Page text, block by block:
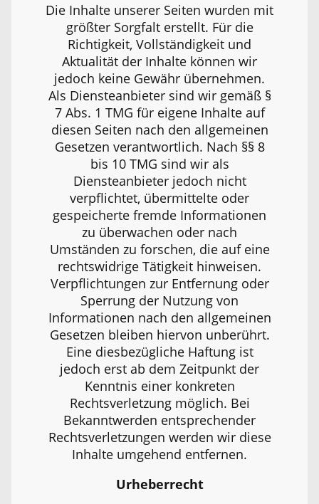
Die Inhalte unserer Seiten wurden mit
größter Sorgfalt erstellt. Für die
Richtigkeit, Vollständigkeit und
Aktualität der Inhalte können wir
jedoch keine Gewähr übernehmen.
Als Diensteanbieter sind wir gemäß §
7 Abs. 1 TMG für eigene Inhalte auf
diesen Seiten nach den allgemeinen
Gesetzen verantwortlich. Nach §§ 8
bis 10 TMG sind wir als
Diensteanbieter jedoch nicht
verpflichtet, übermittelte oder
gespeicherte fremde Informationen
zu überwachen oder nach
Umständen zu forschen, die auf eine
rechtswidrige Tätigkeit hinweisen.
Verpflichtungen zur Entfernung oder
Sperrung der Nutzung von
Informationen nach den allgemeinen
Gesetzen bleiben hiervon unberührt.
Eine diesbezügliche Haftung ist
jedoch erst ab dem Zeitpunkt der
Kenntnis einer konkreten
Rechtsverletzung möglich. Bei
Bekanntwerden entsprechender
Rechtsverletzungen werden wir diese
Inhalte umgehend entfernen.
Urheberrecht